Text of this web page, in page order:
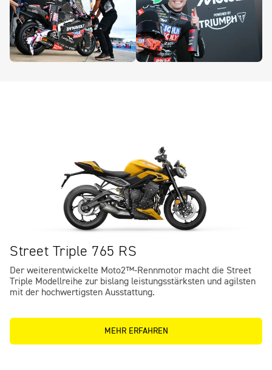
Street Triple 765 RS
Der weiterentwickelte Moto2™-Rennmotor macht die Street
Triple Modellreihe zur bislang leistungsstärksten und agilsten
mit der hochwertigsten Ausstattung.
MEHR ERFAHREN